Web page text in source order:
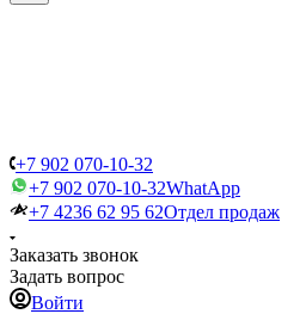
+7 902 070-10-32
+7 902 070-10-32WhatApp
+7 4236 62 95 62Отдел продаж
Заказать звонок
Задать вопрос
Войти